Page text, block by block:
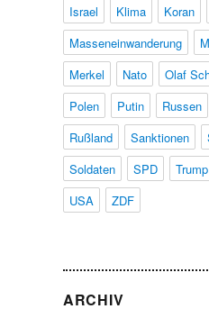
Israel Klima Koran
Masseneinwanderung
Merkel
Nato Olaf
Polen
Putin Russen
Rußland
Sanktionen
Soldaten
SPD Trump
USA
ZDF
ARCHIV